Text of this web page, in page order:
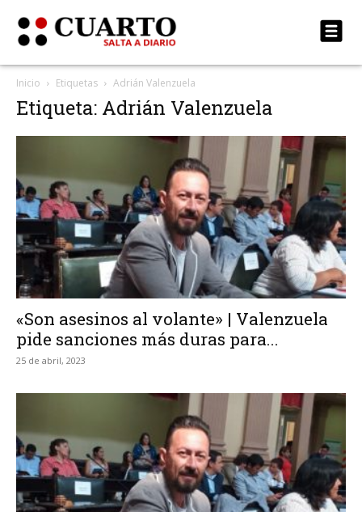
Inicio Etiquetas Adrián Valenzuela
Etiqueta: Adrián Valenzuela
«Son asesinos al volante» | Valenzuela
pide sanciones más duras para...
25 de abril, 2023